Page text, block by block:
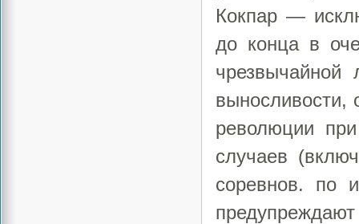
Кокпар —
до конца в
выносливости,
революции
случаев
соревнов. по